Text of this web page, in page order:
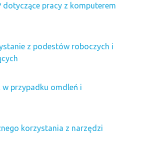
dotyczące pracy z komputerem
z podestów roboczych i
w przypadku omdleń i
korzystania z narzędzi